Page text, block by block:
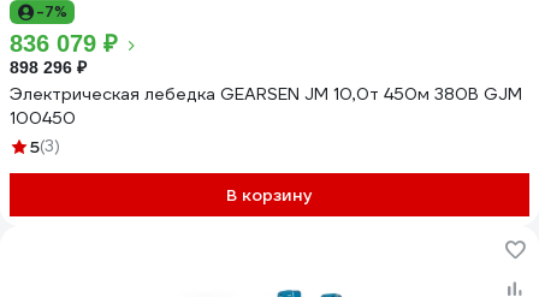
-7%
836 079 ₽
898 296 ₽
Электрическая лебедка GEARSEN JM 10,0т 450м 380В GJM
100450
5(3)
В корзину